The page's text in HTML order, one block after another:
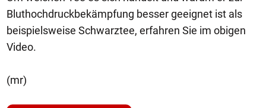
Bluthochdruckbekämpfung besser geeignet ist als
beispielsweise Schwarztee, erfahren Sie im obigen
Video.
(mr)